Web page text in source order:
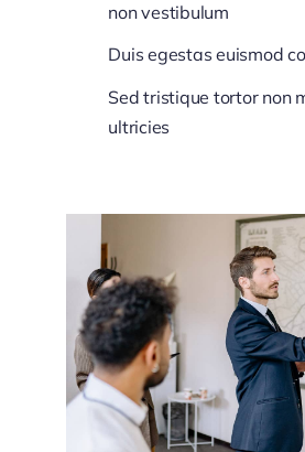
non vestibulum
Duis egestas euismod
Sed tristique tortor non
ultricies